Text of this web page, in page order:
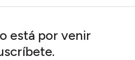
está por venir